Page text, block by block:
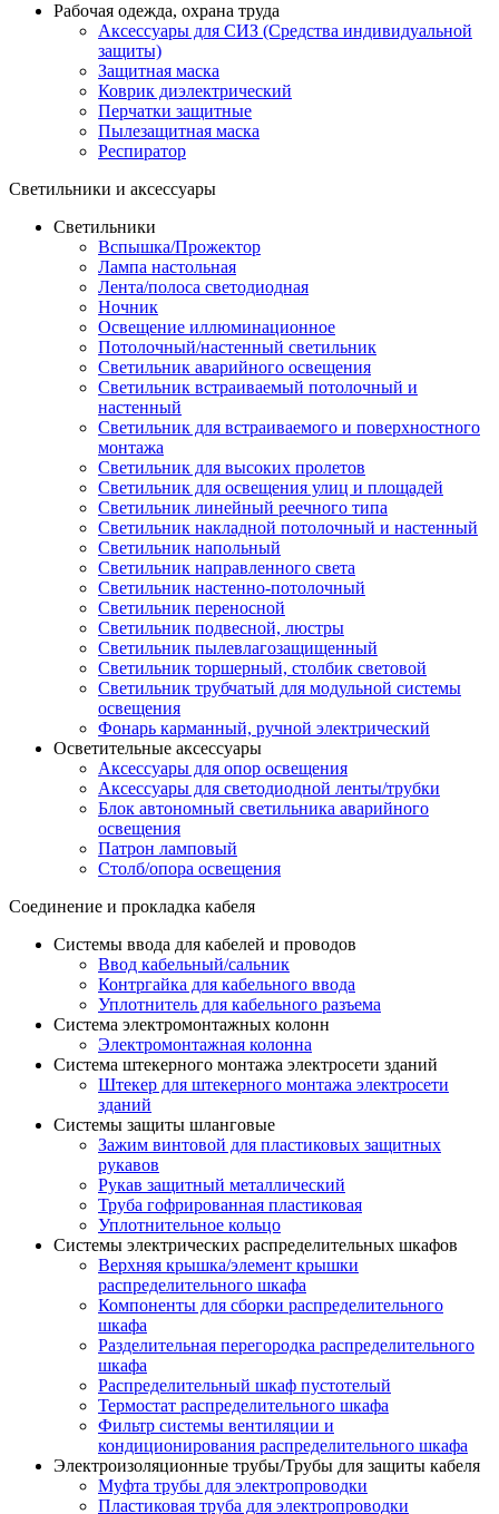
Рабочая одежда, охрана труда
Аксессуары для СИЗ (Средства индивидуальной
защиты)
Защитная маска
Коврик диэлектрический
Перчатки защитные
Пылезащитная маска
Респиратор
Светильники и аксессуары
Светильники
Вспышка/Прожектор
Лампа настольная
Лента/полоса светодиодная
Ночник
Освещение иллюминационное
Потолочный/настенный светильник
Светильник аварийного освещения
Светильник встраиваемый потолочный и
настенный
Светильник для встраиваемого и поверхностного
монтажа
Светильник для высоких пролетов
Светильник для освещения улиц и площадей
Светильник линейный реечного типа
Светильник накладной потолочный и настенный
Светильник напольный
Светильник направленного света
Светильник настенно-потолочный
Светильник переносной
Светильник подвесной, люстры
Светильник пылевлагозащищенный
Светильник торшерный, столбик световой
Светильник трубчатый для модульной системы
освещения
Фонарь карманный, ручной электрический
Осветительные аксессуары
Аксессуары для опор освещения
Аксессуары для светодиодной ленты/трубки
Блок автономный светильника аварийного
освещения
Патрон ламповый
Столб/опора освещения
Соединение и прокладка кабеля
Системы ввода для кабелей и проводов
Ввод кабельный/сальник
Контргайка для кабельного ввода
Уплотнитель для кабельного разъема
Система электромонтажных колонн
Электромонтажная колонна
Система штекерного монтажа электросети зданий
Штекер для штекерного монтажа электросети
зданий
Системы защиты шланговые
Зажим винтовой для пластиковых защитных
рукавов
Рукав защитный металлический
Труба гофрированная пластиковая
Уплотнительное кольцо
Системы электрических распределительных шкафов
Верхняя крышка/элемент крышки
распределительного шкафа
Компоненты для сборки распределительного
шкафа
Разделительная перегородка распределительного
шкафа
Распределительный шкаф пустотелый
Термостат распределительного шкафа
Фильтр системы вентиляции и
кондиционирования распределительного шкафа
Электроизоляционные трубы/Трубы для защиты кабеля
Муфта трубы для электропроводки
Пластиковая труба для электропроводки